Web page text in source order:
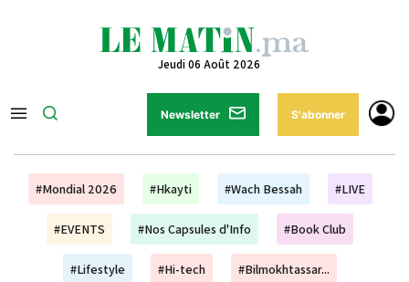
Jeudi 06 Août 2026
Newsletter S'abonner
#Mondial 2026 #Hkayti #Wach Bessah #LIVE
#EVENTS #Nos Capsules d'Info #Book Club
#Lifestyle #Hi-tech #Bilmokhtassar...